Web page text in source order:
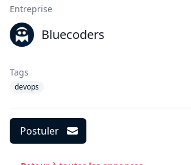
Entreprise
Bluecoders
Tags
devops
Postuler